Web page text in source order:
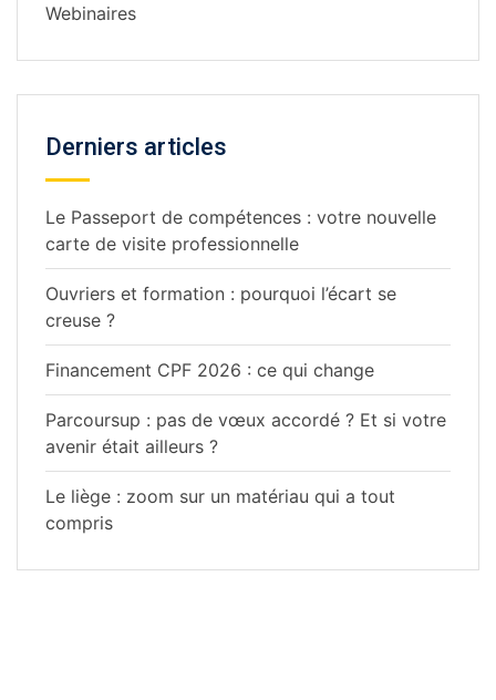
Webinaires
Derniers articles
Le Passeport de compétences : votre nouvelle
carte de visite professionnelle
Ouvriers et formation : pourquoi l’écart se
creuse ?
Financement CPF 2026 : ce qui change
Parcoursup : pas de vœux accordé ? Et si votre
avenir était ailleurs ?
Le liège : zoom sur un matériau qui a tout
compris